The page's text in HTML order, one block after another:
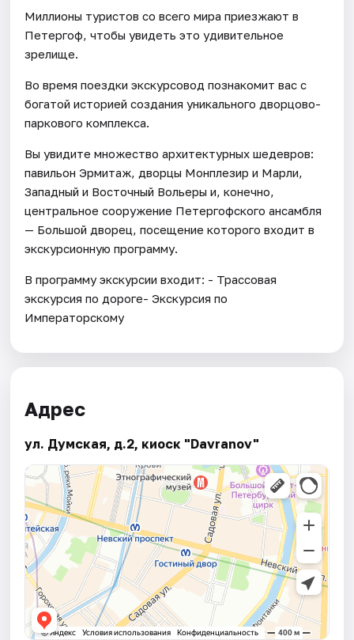
Миллионы туристов со всего мира приезжают в
Петергоф, чтобы увидеть это удивительное
зрелище.
Во время поездки экскурсовод познакомит вас с
богатой историей создания уникального дворцово-
паркового комплекса.
Вы увидите множество архитектурных шедевров:
павильон Эрмитаж, дворцы Монплезир и Марли,
Западный и Восточный Вольеры и, конечно,
центральное сооружение Петергофского ансамбля
— Большой дворец, посещение которого входит в
экскурсионную программу.
В программу экскурсии входит: - Трассовая
экскурсия по дороге- Экскурсия по
Императорскому
Адрес
ул. Думская, д.2, киоск "Davranov"